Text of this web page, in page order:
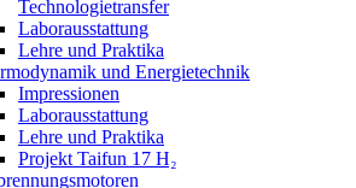
Technologietransfer
Laborausstattung
Lehre und Praktika
und Energietechnik
Impressionen
Laborausstattung
Lehre und Praktika
Projekt Taifun 17 H₂